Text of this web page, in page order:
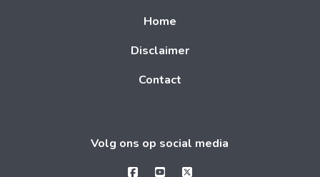
Home
Disclaimer
Contact
Volg ons op social media